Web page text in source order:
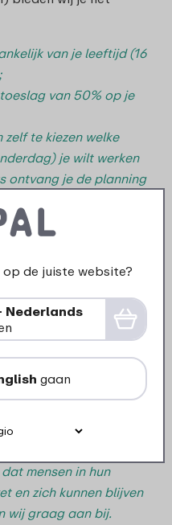
van je leeftijd (16
van 50% op je
te kiezen welke
je wilt werken
ontvang je de planning
werken? Geen
waardoor je
hoe fijn is dat?
van €0,23
met een maximum van
en vakantie-uren
mensen in hun
en zich kunnen blijven
wij graag aan bij.
de juiste website?
Nederlands
gaan